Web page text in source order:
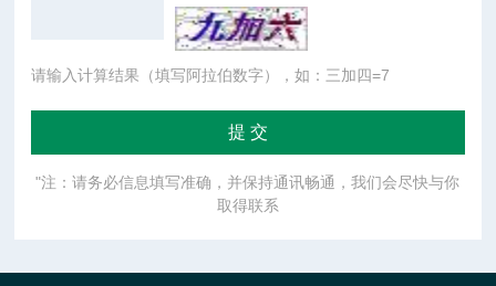
请输入计算结果（填写阿拉伯数字），如：三加四=7
"注：请务必信息填写准确，并保持通讯畅通，我们会尽快与你
取得联系